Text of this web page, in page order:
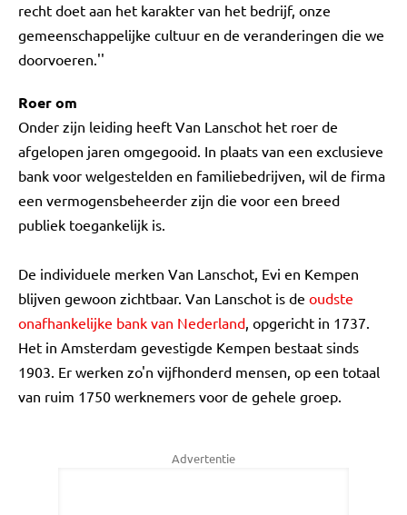
recht doet aan het karakter van het bedrijf, onze
gemeenschappelijke cultuur en de veranderingen die we
doorvoeren.''
Roer om
Onder zijn leiding heeft Van Lanschot het roer de
afgelopen jaren omgegooid. In plaats van een exclusieve
bank voor welgestelden en familiebedrijven, wil de firma
een vermogensbeheerder zijn die voor een breed
publiek toegankelijk is.
De individuele merken Van Lanschot, Evi en Kempen
blijven gewoon zichtbaar. Van Lanschot is de oudste
onafhankelijke bank van Nederland, opgericht in 1737.
Het in Amsterdam gevestigde Kempen bestaat sinds
1903. Er werken zo'n vijfhonderd mensen, op een totaal
van ruim 1750 werknemers voor de gehele groep.
Advertentie